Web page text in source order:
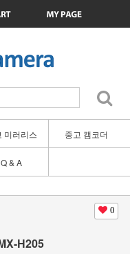
미러리스 중고 캠코더
Q & A
0
H205